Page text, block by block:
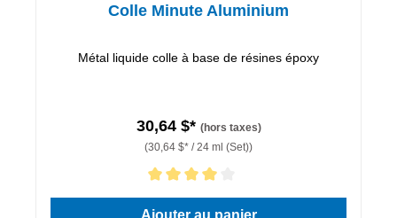
Colle Minute Aluminium
Métal liquide colle à base de résines époxy
30,64 $* (hors taxes)
(30,64 $* / 24 ml (Set))
Note moyenne de 4 sur 5 étoiles
Ajouter au panier